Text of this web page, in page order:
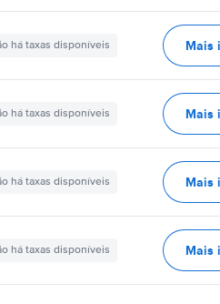
há taxas disponíveis Mais
há taxas disponíveis Mais
há taxas disponíveis Mais
há taxas disponíveis Mais